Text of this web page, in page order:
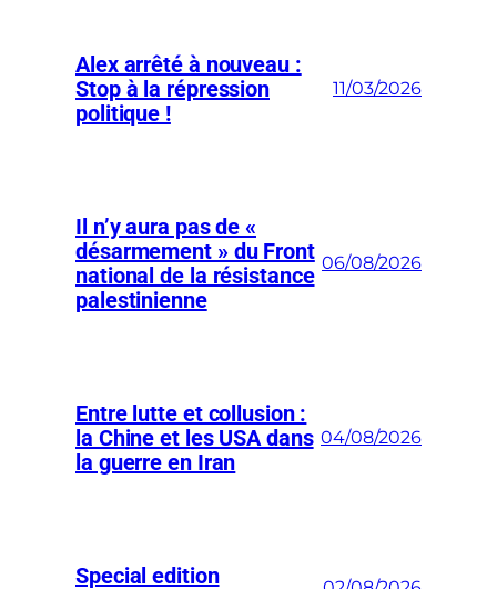
Alex arrêté à nouveau :
Stop à la répression
politique !
11/03/2026
Il n’y aura pas de «
désarmement » du Front
national de la résistance
palestinienne
06/08/2026
Entre lutte et collusion :
la Chine et les USA dans
la guerre en Iran
04/08/2026
Special edition